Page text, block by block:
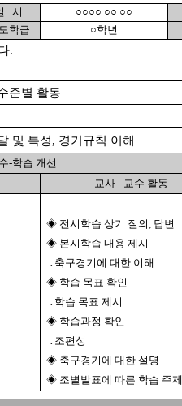
시 ○○○○.○○.○○
학급 ○학년
.
준별 활동
및 특성, 경기규칙 이해
-학습 개선
교사 - 교수 활동
◈ 전시학습 상기 질의, 답변
◈ 본시학습 내용 제시
․축구경기에 대한 이해
◈ 학습 목표 확인
․학습 목표 제시
◈ 학습과정 확인
․조편성
◈ 축구경기에 대한 설명
◈ 조별발표에 따른 학습 주제
제시